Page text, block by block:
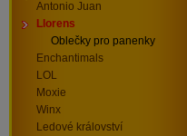
Antonio Juan
Llorens
Oblečky pro panenky
Enchantimals
LOL
Moxie
Winx
Ledové království